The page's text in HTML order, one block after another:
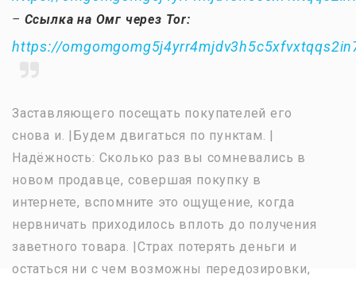
– Ссылка на Омг через Tor:
https://
Заставляющего посещать покупателей его
снова и. |Будем двигаться по пунктам. |
Надёжность: Сколько раз вы сомневались в
новом продавце, совершая покупку в
интернете, вспомните это ощущение, когда
нервничать приходилось вплоть до получения
заветного товара. |Страх потерять деньги и
остаться ни с чем возможны передозировки,